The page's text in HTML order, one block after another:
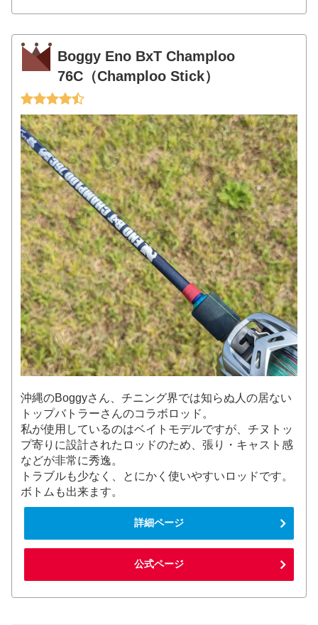
Boggy Eno BxT Champloo
76C（Champloo Stick）
沖縄のBoggyさん、チニング界では知らぬ人の居ない
トップバトラーさんのコラボロッド。
私が使用しているのはベイトモデルですが、チヌトッ
プ寄りに設計されたロッドのため、張り・キャスト感
などが非常に秀逸。
トラブルも少なく、とにかく使いやすいロッドです。
ボトムも出来ます。
詳細ページ
公式ページ